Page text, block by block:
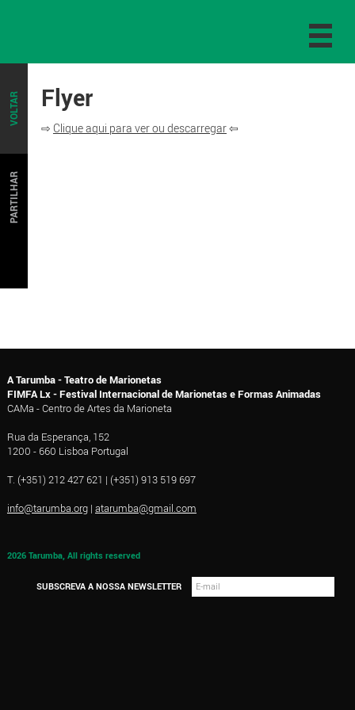
VOLTAR
PARTILHAR
Flyer
⇨ Clique aqui para ver ou descarregar⇦
A Tarumba - Teatro de Marionetas
FIMFA Lx - Festival Internacional de Marionetas e Formas Animadas
CAMa - Centro de Artes da Marioneta
Rua da Esperança, 152
1200 - 660 Lisboa Portugal
T. (+351) 212 427 621 | (+351) 913 519 697
info@tarumba.org| atarumba@gmail.com
2026 Tarumba, All rights reserved
SUBSCREVA A NOSSA NEWSLETTER